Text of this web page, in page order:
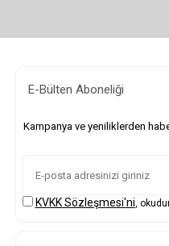
E-Bülten Aboneliği
Kampanya ve yeniliklerden
KVKK Sözleşmesi'ni,